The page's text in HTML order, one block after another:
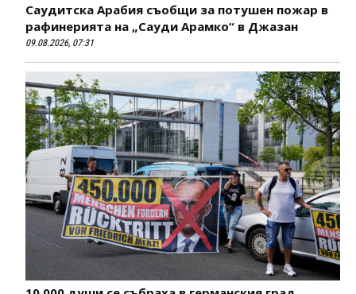
Саудитска Арабия съобщи за потушен пожар в
рафинерията на „Сауди Арамко“ в Джазан
09.08.2026, 07:31